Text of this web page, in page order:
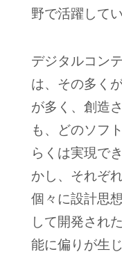
野で活躍してい
デジタルコン
は、その多く
が多く、創造
も、どのソフ
らくは実現で
かし、それぞ
個々に設計思
して開発され
能に偏りが生